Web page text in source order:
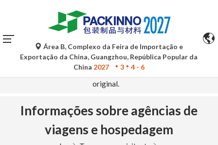
As traduções automáticas do Google Tradutor são apenas
para referência e podem conter imprecisões. Para
quaisquer dúvidas, consulte a versão original no idioma
original.
Área B, Complexo da Feira de Importação e
Exportação da China, Guangzhou, República Popular da
China 2027 3 4 - 6
Informações sobre agências de
viagens e hospedagem